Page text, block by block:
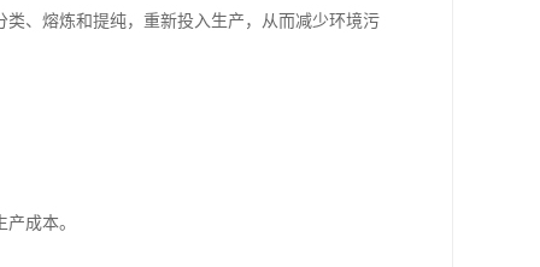
、熔炼和提纯，重新投入生产，从而减少环境污
成本。